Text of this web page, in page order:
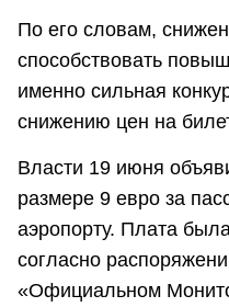
По его словам,
способствовать
именно сильная
снижению цен на
Власти 19 июня
размере 9 евро за
аэропорту. Плата
согласно
«Официальном